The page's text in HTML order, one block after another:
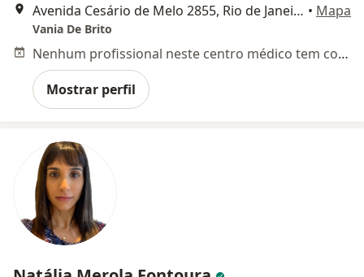
Avenida Cesário de Melo 2855, Rio de Janeiro • Mapa
Vania De Brito
Nenhum profissional neste centro médico tem consultas disponíveis
Mostrar perfil